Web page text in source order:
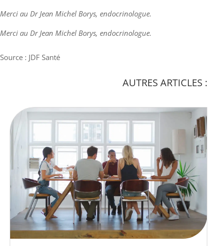
Merci au Dr Jean Michel Borys, endocrinologue.
Merci au Dr Jean Michel Borys, endocrinologue.
Source : JDF Santé
AUTRES ARTICLES :